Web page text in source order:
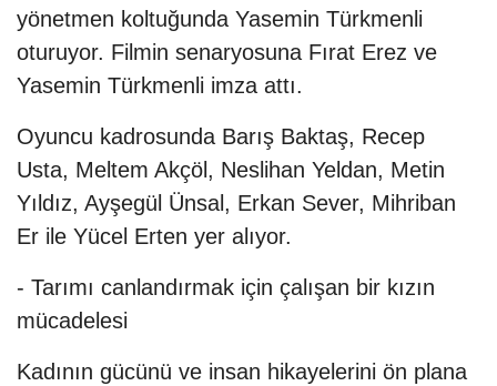
yönetmen koltuğunda Yasemin Türkmenli
oturuyor. Filmin senaryosuna Fırat Erez ve
Yasemin Türkmenli imza attı.
Oyuncu kadrosunda Barış Baktaş, Recep
Usta, Meltem Akçöl, Neslihan Yeldan, Metin
Yıldız, Ayşegül Ünsal, Erkan Sever, Mihriban
Er ile Yücel Erten yer alıyor.
- Tarımı canlandırmak için çalışan bir kızın
mücadelesi
Kadının gücünü ve insan hikayelerini ön plana